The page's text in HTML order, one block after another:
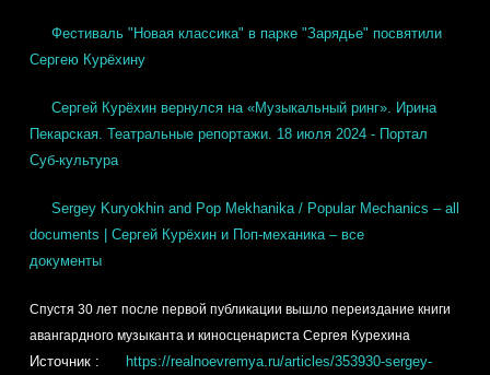
Фестиваль "Новая классика" в парке "Зарядье" посвятили
Сергею Курёхину
Сергей Курёхин вернулся на «Музыкальный ринг». Ирина
Пекарская. Театральные репортажи. 18 июля 2024 - Портал
Суб-культура
Sergey Kuryokhin and Pop Mekhanika / Popular Mechanics – all
documents | Сергей Курёхин и Поп-механика – все
документы
Спустя 30 лет после первой публикации вышло переиздание книги
авангардного музыканта и киносценариста Сергея Курехина
Источник :
https://realnoevremya.ru/articles/353930-sergey-